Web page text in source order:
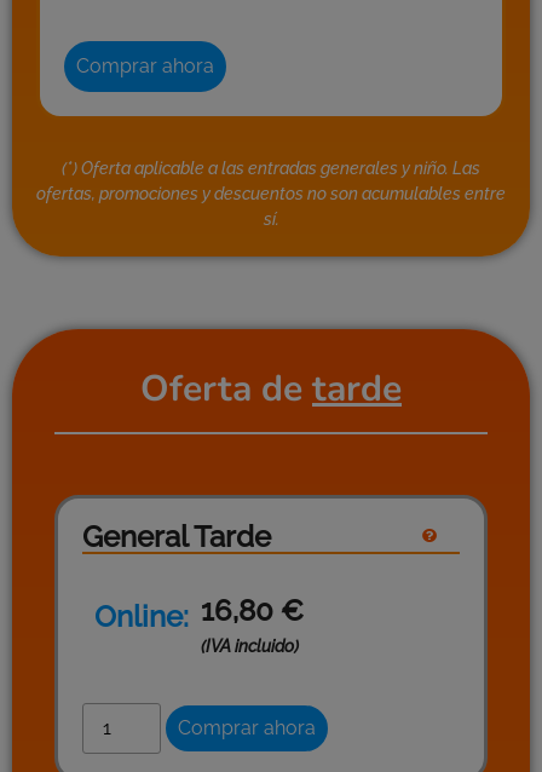
Comprar ahora
(*) Oferta aplicable a las entradas generales y niño. Las
ofertas, promociones y descuentos no son acumulables entre
sí.
Oferta detarde
General Tarde
Online: 16,80 €
(IVA incluido)
Comprar ahora